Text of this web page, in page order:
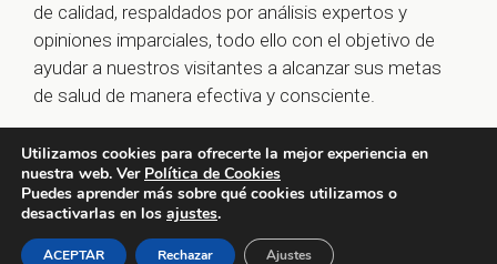
de calidad, respaldados por análisis expertos y
opiniones imparciales, todo ello con el objetivo de
ayudar a nuestros visitantes a alcanzar sus metas
de salud de manera efectiva y consciente.
© 2026 farmaoclock.es -Política de Privacidad y Aviso
Legal-Política de Cookies
Utilizamos cookies para ofrecerte la mejor experiencia en
nuestra web. Ver Política de Cookies
Puedes aprender más sobre qué cookies utilizamos o
desactivarlas en los ajustes.
ACEPTAR Rechazar Ajustes